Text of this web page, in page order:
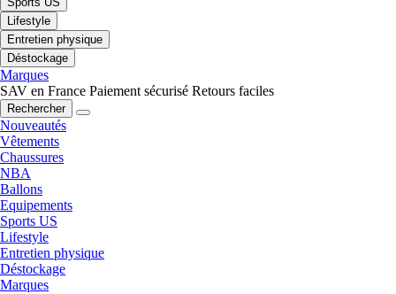
Lifestyle
Entretien physique
Déstockage
Marques
SAV en France Paiement sécurisé Retours faciles
Rechercher
Nouveautés
Vêtements
Chaussures
NBA
Ballons
Equipements
Sports US
Lifestyle
Entretien physique
Déstockage
Marques